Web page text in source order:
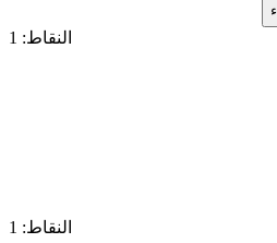
النقاط: 1
النقاط: 1